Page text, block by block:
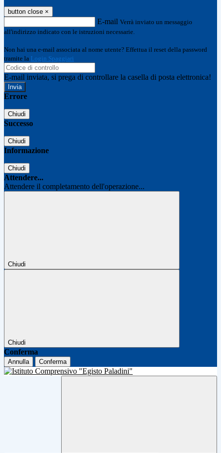
button close ×
E-mail Verrà inviato un messaggio
all'indirizzo indicato con le istruzioni necessarie.
Non hai una e-mail associata al nome utente? Effettua il reset della password
tramite la Login Spaggiari
E-mail inviata, si prega di controllare la casella di posta elettronica!
Errore
Chiudi
Successo
Chiudi
Informazione
Chiudi
Attendere...
Attendere il completamento dell'operazione...
Chiudi
Chiudi
Conferma
Annulla Conferma